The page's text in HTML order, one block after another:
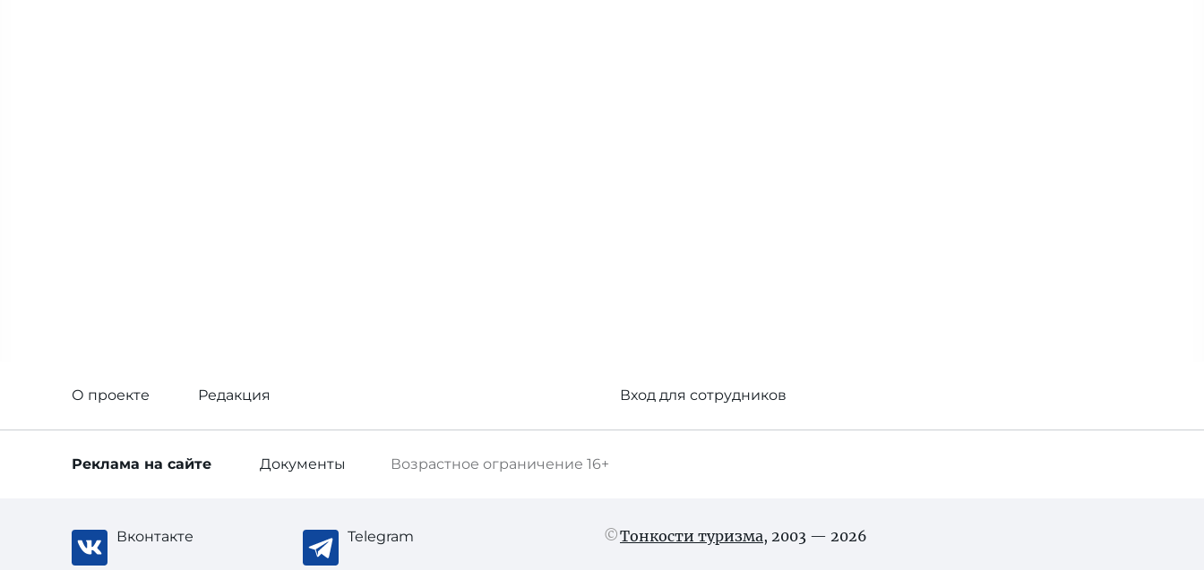
О проекте Редакция Вход для сотрудников
Возрастное ограничение 16+
Реклама на сайте Документы
Вконтакте Telegram Тонкости туризма, 2003 — 2026